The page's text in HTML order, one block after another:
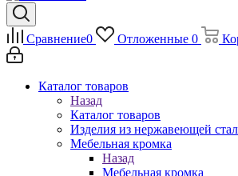
Сравнение0 Отложенные 0
Каталог товаров
Назад
Каталог товаров
Изделия из нержавеющей
Мебельная кромка
Назад
Мебельная кромка